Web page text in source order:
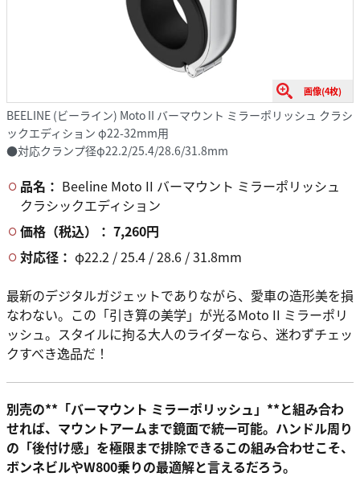
画像(4枚)
BEELINE (ビーライン) Moto II バーマウント ミラーポリッシュ クラシ
ックエディション φ22-32mm用
●対応クランプ径φ22.2/25.4/28.6/31.8mm
品名： Beeline Moto II バーマウント ミラーポリッシュ
クラシックエディション
価格（税込）： 7,260円
対応径： φ22.2 / 25.4 / 28.6 / 31.8mm
最新のデジタルガジェットでありながら、愛車の造形美を損
なわない。この「引き算の美学」が光るMoto II ミラーポリ
ッシュ。スタイルに拘る大人のライダーなら、迷わずチェッ
クすべき逸品だ！
別売の**「バーマウント ミラーポリッシュ」**と組み合わ
せれば、マウントアームまで鏡面で統一可能。ハンドル周り
の「後付け感」を極限まで排除できるこの組み合わせこそ、
ボンネビルやW800乗りの最適解と言えるだろう。